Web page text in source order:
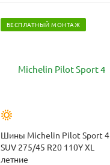
БЕСПЛАТНЫЙ МОНТАЖ
Шины Michelin Pilot Sport 4
SUV 275/45 R20 110Y XL
летние